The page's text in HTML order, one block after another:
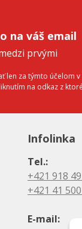
na váš email
prvými
len za týmto účelom
na odkaz z
Infolinka
Tel.:
+421 918
+421 41
E-mail: